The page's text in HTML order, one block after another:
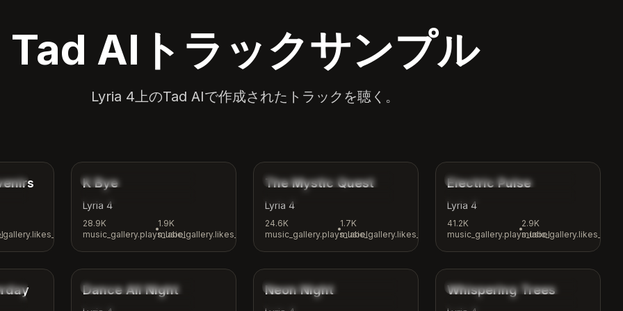
Tad AIトラックサンプル
Lyria 4上のTad AIで作成されたトラックを聴く。
music_gallery.tags.indie
K Bye
Lyria 4
28.9K
music_gallery.plays_label
•
1.9K
music_gallery.likes_label
music_gallery.tags.fantasy
The Mystic Quest
Lyria 4
24.6K
music_gallery.plays_label
•
1.7K
music_gallery.likes_label
music_gallery.tags.electronic
Electric Pulse
Lyria 4
41.2K
music_gallery.plays_label
•
2.9K
music_gallery.likes_label
4:00
music_gallery.tags.dance
3:24
Dance All Night
music_gallery.tags.synthwave
3:15
Neon Night
music_gallery.tags.nature
2:26
Whispering Trees